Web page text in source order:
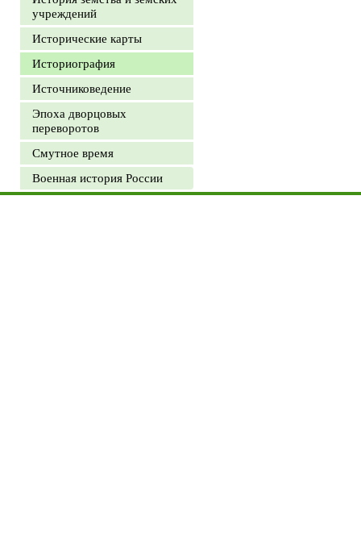
учреждений
Исторические карты
Историография
Источниковедение
Эпоха дворцовых
переворотов
Смутное время
Военная история России